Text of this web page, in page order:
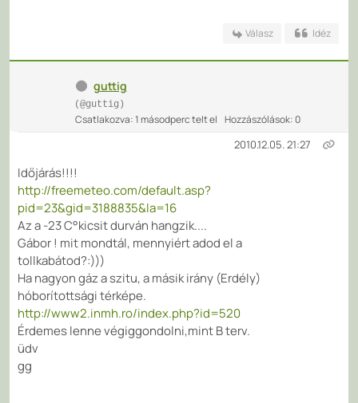
Válasz Idéz
guttig
(@guttig)
Csatlakozva: 1 másodperc telt el Hozzászólások: 0
2010.12.05. 21:27
Időjárás!!!!
http://freemeteo.com/default.asp?
pid=23&gid=3188835&la=16
Az a -23 C°kicsit durván hangzik....
Gábor ! mit mondtál, mennyiért adod el a
tollkabátod?:)))
Ha nagyon gáz a szitu, a másik irány (Erdély)
hóborítottsági térképe.
http://www2.inmh.ro/index.php?id=520
Érdemes lenne végiggondolni,mint B terv.
üdv
gg